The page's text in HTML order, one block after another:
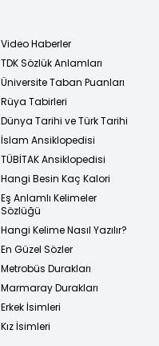
Video Haberler
TDK Sözlük Anlamları
Üniversite Taban Puanları
Rüya Tabirleri
Dünya Tarihi ve Türk Tarihi
İslam Ansiklopedisi
TÜBİTAK Ansiklopedisi
Hangi Besin Kaç Kalori
Eş Anlamlı Kelimeler
Sözlüğü
Hangi Kelime Nasıl Yazılır?
En Güzel Sözler
Metrobüs Durakları
Marmaray Durakları
Erkek İsimleri
Kız İsimleri